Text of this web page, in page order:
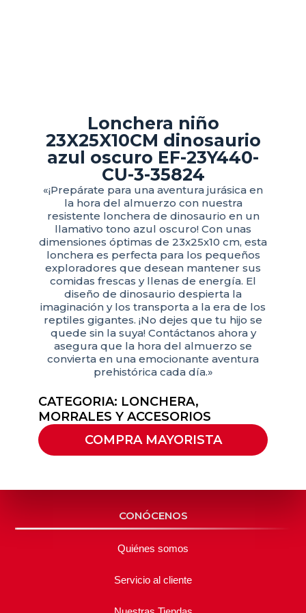
Lonchera niño
23X25X10CM dinosaurio
azul oscuro EF-23Y440-
CU-3-35824
«¡Prepárate para una aventura jurásica en
la hora del almuerzo con nuestra
resistente lonchera de dinosaurio en un
llamativo tono azul oscuro! Con unas
dimensiones óptimas de 23x25x10 cm, esta
lonchera es perfecta para los pequeños
exploradores que desean mantener sus
comidas frescas y llenas de energía. El
diseño de dinosaurio despierta la
imaginación y los transporta a la era de los
reptiles gigantes. ¡No dejes que tu hijo se
quede sin la suya! Contáctanos ahora y
asegura que la hora del almuerzo se
convierta en una emocionante aventura
prehistórica cada día.»
CATEGORIA: LONCHERA,
MORRALES Y ACCESORIOS
COMPRA MAYORISTA
CONÓCENOS
Quiénes somos
Servicio al cliente